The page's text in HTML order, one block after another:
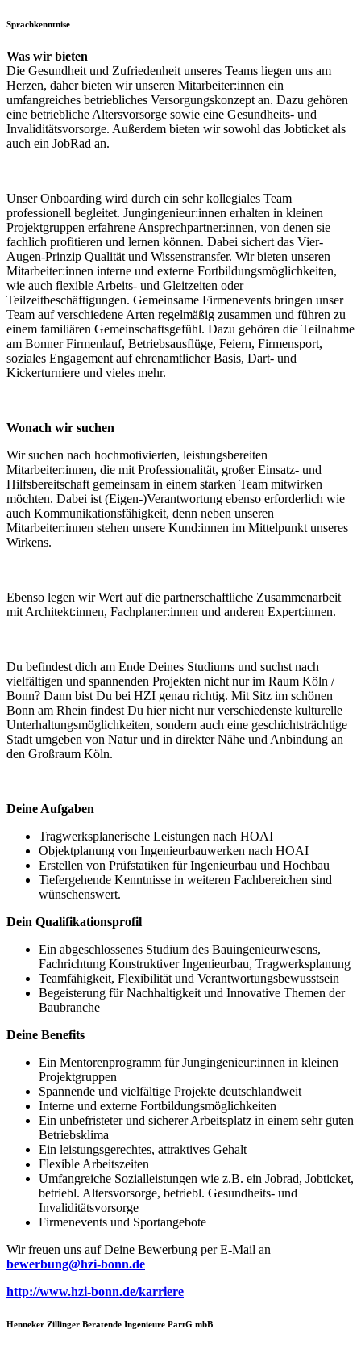
Sprachkenntnise
Was wir bieten
Die Gesundheit und Zufriedenheit unseres Teams liegen uns am
Herzen, daher bieten wir unseren Mitarbeiter:innen ein
umfangreiches betriebliches Versorgungskonzept an. Dazu gehören
eine betriebliche Altersvorsorge sowie eine Gesundheits- und
Invaliditätsvorsorge. Außerdem bieten wir sowohl das Jobticket als
auch ein JobRad an.
Unser Onboarding wird durch ein sehr kollegiales Team
professionell begleitet. Jungingenieur:innen erhalten in kleinen
Projektgruppen erfahrene Ansprechpartner:innen, von denen sie
fachlich profitieren und lernen können. Dabei sichert das Vier-
Augen-Prinzip Qualität und Wissenstransfer. Wir bieten unseren
Mitarbeiter:innen interne und externe Fortbildungsmöglichkeiten,
wie auch flexible Arbeits- und Gleitzeiten oder
Teilzeitbeschäftigungen. Gemeinsame Firmenevents bringen unser
Team auf verschiedene Arten regelmäßig zusammen und führen zu
einem familiären Gemeinschaftsgefühl. Dazu gehören die Teilnahme
am Bonner Firmenlauf, Betriebsausflüge, Feiern, Firmensport,
soziales Engagement auf ehrenamtlicher Basis, Dart- und
Kickerturniere und vieles mehr.
Wonach wir suchen
Wir suchen nach hochmotivierten, leistungsbereiten
Mitarbeiter:innen, die mit Professionalität, großer Einsatz- und
Hilfsbereitschaft gemeinsam in einem starken Team mitwirken
möchten. Dabei ist (Eigen-)Verantwortung ebenso erforderlich wie
auch Kommunikationsfähigkeit, denn neben unseren
Mitarbeiter:innen stehen unsere Kund:innen im Mittelpunkt unseres
Wirkens.
Ebenso legen wir Wert auf die partnerschaftliche Zusammenarbeit
mit Architekt:innen, Fachplaner:innen und anderen Expert:innen.
Du befindest dich am Ende Deines Studiums und suchst nach
vielfältigen und spannenden Projekten nicht nur im Raum Köln /
Bonn? Dann bist Du bei HZI genau richtig. Mit Sitz im schönen
Bonn am Rhein findest Du hier nicht nur verschiedenste kulturelle
Unterhaltungsmöglichkeiten, sondern auch eine geschichtsträchtige
Stadt umgeben von Natur und in direkter Nähe und Anbindung an
den Großraum Köln.
Deine Aufgaben
Tragwerksplanerische Leistungen nach HOAI
Objektplanung von Ingenieurbauwerken nach HOAI
Erstellen von Prüfstatiken für Ingenieurbau und Hochbau
Tiefergehende Kenntnisse in weiteren Fachbereichen sind
wünschenswert.
Dein Qualifikationsprofil
Ein abgeschlossenes Studium des Bauingenieurwesens,
Fachrichtung Konstruktiver Ingenieurbau, Tragwerksplanung
Teamfähigkeit, Flexibilität und Verantwortungsbewusstsein
Begeisterung für Nachhaltigkeit und Innovative Themen der
Baubranche
Deine Benefits
Ein Mentorenprogramm für Jungingenieur:innen in kleinen
Projektgruppen
Spannende und vielfältige Projekte deutschlandweit
Interne und externe Fortbildungsmöglichkeiten
Ein unbefristeter und sicherer Arbeitsplatz in einem sehr guten
Betriebsklima
Ein leistungsgerechtes, attraktives Gehalt
Flexible Arbeitszeiten
Umfangreiche Sozialleistungen wie z.B. ein Jobrad, Jobticket,
betriebl. Altersvorsorge, betriebl. Gesundheits- und
Invaliditätsvorsorge
Firmenevents und Sportangebote
Wir freuen uns auf Deine Bewerbung per E-Mail an
bewerbung@hzi-bonn.de
http://www.hzi-bonn.de/karriere
Henneker Zillinger Beratende Ingenieure PartG mbB